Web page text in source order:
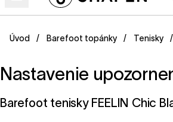
Úvod Barefoot topánky Tenisky
Nastavenie
Barefoot tenisky FEELIN Chic